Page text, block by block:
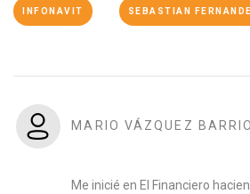
INFONAVIT SEBASTIAN
MARIO VÁZQUEZ
Me inicié en El Financiero